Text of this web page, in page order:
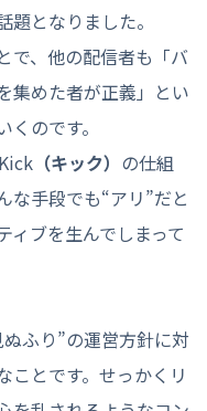
題となりました。
で、他の配信者も「バ
集めた者が正義」とい
のです。
（キック） の仕組
な手段でも“アリ”だと
ィブを生んでしまって
ふり”の運営方針に対
ことです。せっかくリ